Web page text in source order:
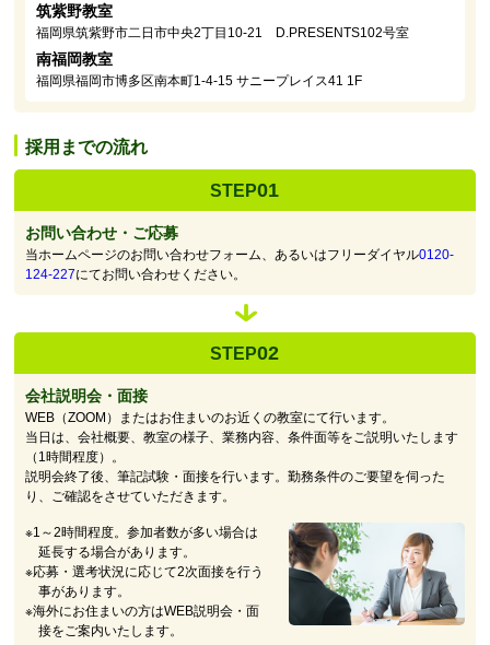
筑紫野教室
福岡県筑紫野市二日市中央2丁目10-21 D.PRESENTS102号室
南福岡教室
福岡県福岡市博多区南本町1-4-15 サニープレイス41 1F
採用までの流れ
STEP01
お問い合わせ・ご応募
当ホームページのお問い合わせフォーム、あるいはフリーダイヤル0120-
124-227にてお問い合わせください。
STEP02
会社説明会・面接
WEB（ZOOM）またはお住まいのお近くの教室にて行います。
当日は、会社概要、教室の様子、業務内容、条件面等をご説明いたします
（1時間程度）。
説明会終了後、筆記試験・面接を行います。勤務条件のご要望を伺った
り、ご確認をさせていただきます。
※1～2時間程度。参加者数が多い場合は
延長する場合があります。
※応募・選考状況に応じて2次面接を行う
事があります。
※海外にお住まいの方はWEB説明会・面
接をご案内いたします。